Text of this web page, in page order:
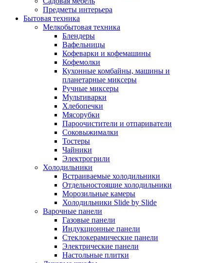
Предметы интерьера
Бытовая техника
Мелкобытовая техника
Блендеры
Вафельницы
Кофеварки и кофемашины
Кофемолки
Кухонные комбайны, машины и
планетарные миксеры
Ручные миксеры
Мультиварки
Хлебопечки
Мясорубки
Пароочистители и отпариватели
Соковыжималки
Тостеры
Чайники
Электрогрили
Холодильники
Встраиваемые холодильники
Отдельностоящие холодильники
Морозильные камеры
Холодильники Slide by Slide
Варочные панели
Газовые панели
Индукционные панели
Стеклокерамические панели
Электрические панели
Настольные плитки